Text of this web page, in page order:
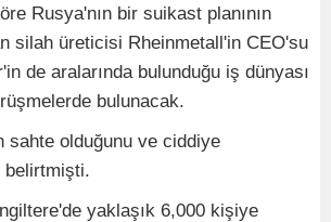
Rusya'nın bir suikast planının
silah üreticisi Rheinmetall'in CEO'su
de aralarında bulunduğu iş dünyası
bulunacak.
sahte olduğunu ve ciddiye
belirtmişti.
yaklaşık 6,000 kişiye